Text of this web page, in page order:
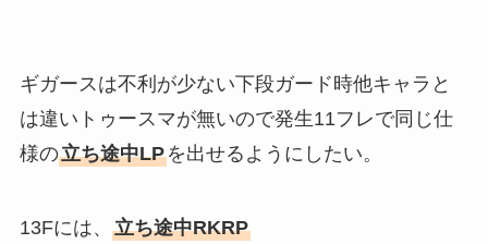
ギガースは不利が少ない下段ガード時他キャラと
は違いトゥースマが無いので発生11フレで同じ仕
様の立ち途中LPを出せるようにしたい。
13Fには、 立ち途中RKRP